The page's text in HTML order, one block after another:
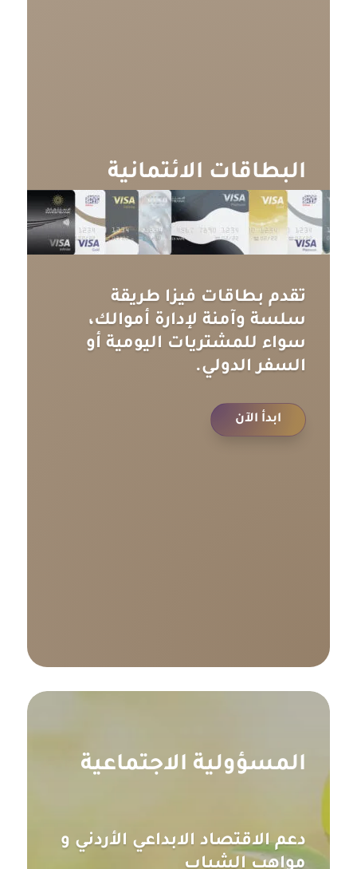
تقدم بطاقات فيزا طريقة
سلسة وآمنة لإدارة أموالك،
سواء للمشتريات اليومية أو
السفر الدولي.
ابدأ الآن
البطاقات الائتمانية
المسؤولية الاجتماعية
دعم الاقتصاد الابداعي الأردني و
مواهب الشباب